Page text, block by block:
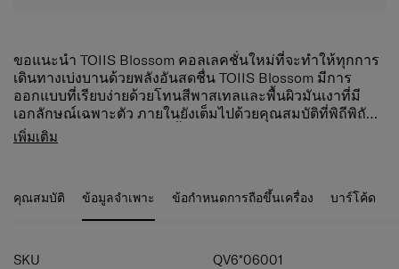
ขอแนะนำ TOIIS Blossom คอลเลคชั่นใหม่ที่จะทำให้ทุกการ
เดินทางเบ่งบานด้วยพลังอันสดชื่น TOIIS Blossom มีการ
ออกแบบที่เรียบง่ายด้วยโทนสีพาสเทลและพื้นผิวมันเงาที่มี
เอกลักษณ์เฉพาะตัว ภายในยังเต็มไปด้วยคุณสมบัติที่พิถีพิถัน
ซึ่งจะทำให้การเดินทางของคุณเป็นเรื่องง่าย
TOIIS Blossom ขนาด 20 นิ้ว เป็นกระเป๋าขนาดที่สามารถถือ
ขึ้นเครื่องได้ มีช่องหลักที่ขยายได้พร้อมแผ่นรอง พร้อมช่อง
และซิปคู่กันขโมยช่วยให้มั่นใจในความปลอดภัยสูงสุด ใน
ขณะที่ล้อคู่ให้ความในการเข็นกระเป๋าที่นุ่มนวลราบเรียบลื่น
กระเป๋าเดินทางแบบกึ่งโปร่งใสเพื่อให้แน่ใจว่ากระเป๋าจะอยู่ใน
เพิ่มเติม
คุณสมบัติ ข้อมูลจำเพาะ ข้อกำหนดการถือขึ้นเครื่อง บาร์โค้ด
SKU QV6*06001